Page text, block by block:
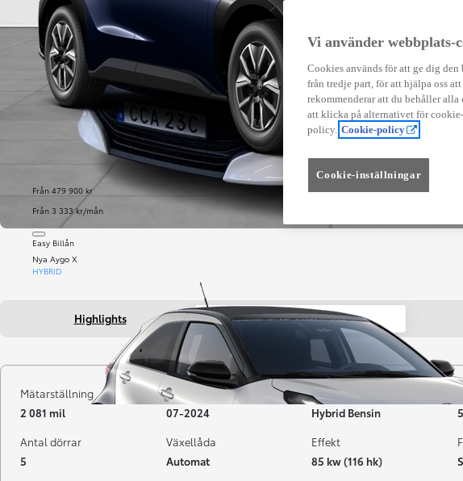
Från 479 900 kr
Från 3 333 kr/mån
Easy Billån
Nya Aygo X
HYBRID
Highlights Fakta om bilen
Mätarställning
2 081 mil
Registrerad
07-2024
Bränsle
Hybrid Bensin
Antal dörrar
5
Växellåda
Automat
Effekt
85 kw (116 hk)
Vi använder webbplats-
Cookies används för att ge dig
från tredje part, för att hjälpa oss
rekommenderar att du behåller
att klicka på alternativet för
policy. Cookie-policy
Cookie-inställningar